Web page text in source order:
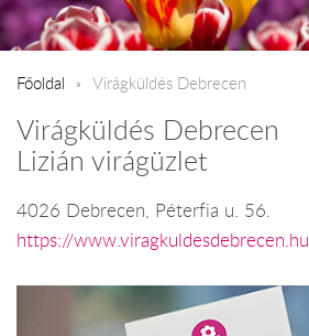
Főoldal Virágküldés Debrecen
Virágküldés Debrecen
Lizián virágüzlet
4026 Debrecen, Péterfia u. 56.
https://www.viragkuldesdebrecen.hu